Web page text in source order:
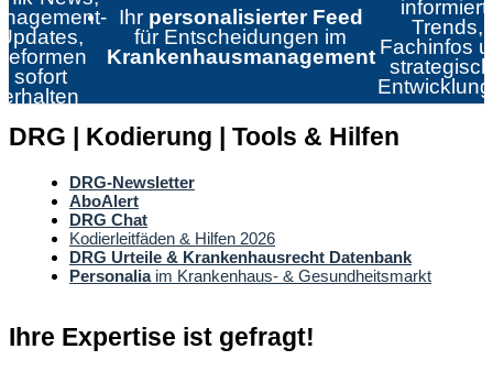
sofort
erhalten
Ihr personalisierter Feed
für Entscheidungen im
Krankenhausmanagement
informiert:
Trends,
Fachinfos
DRG | Kodierung | Tools & Hilfen
DRG-Newsletter
AboAlert
DRG Chat
Kodierleitfäden & Hilfen 2026
DRG Urteile & Krankenhausrecht Datenbank
Personaliaim Krankenhaus- & Gesundheitsmarkt
Ihre Expertise ist gefragt!